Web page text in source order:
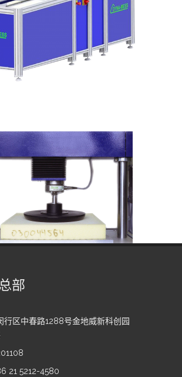
部
行区中春路1288号金地威新科创园
21 5212-4580